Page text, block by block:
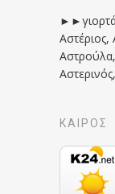
ΚΑΙΡΟΣ